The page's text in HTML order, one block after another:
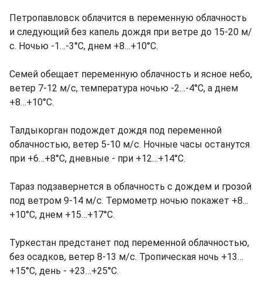
Петропавловск облачится в переменную облачность
и следующий без капель дождя при ветре до 15-20 м/
с. Ночью -1…-3°C, днем +8…+10°C.
Семей обещает переменную облачность и ясное небо,
ветер 7-12 м/с, температура ночью -2…-4°C, а днем
+8…+10°C.
Талдыкорган подождет дождя под переменной
облачностью, ветер 5-10 м/с. Ночные часы останутся
при +6…+8°C, дневные - при +12…+14°C.
Тараз подзавернется в облачность с дождем и грозой
под ветром 9-14 м/с. Термометр ночью покажет +8…
+10°C, днем +15…+17°C.
Туркестан предстанет под переменной облачностью,
без осадков, ветер 8-13 м/с. Тропическая ночь +13…
+15°C, день - +23…+25°C.